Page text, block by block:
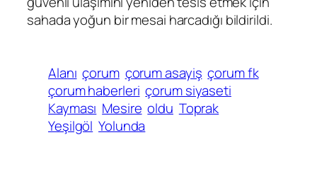
sahada yoğun bir mesai harcadığı bildirildi.
Alanı çorum çorum asayiş çorum fk
çorum haberleri çorum siyaseti
Kayması Mesire oldu Toprak
Yeşilgöl Yolunda